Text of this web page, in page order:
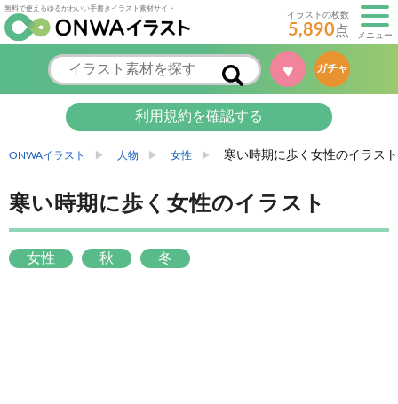
無料で使えるゆるかわいい手書きイラスト素材サイト
イラストの枚数
5,890点 メニュー
♥ ガチャ
利用規約を確認する
ONWAイラスト 人物 女性 寒い時期に歩く女性のイラスト
寒い時期に歩く女性のイラスト
女性 秋 冬